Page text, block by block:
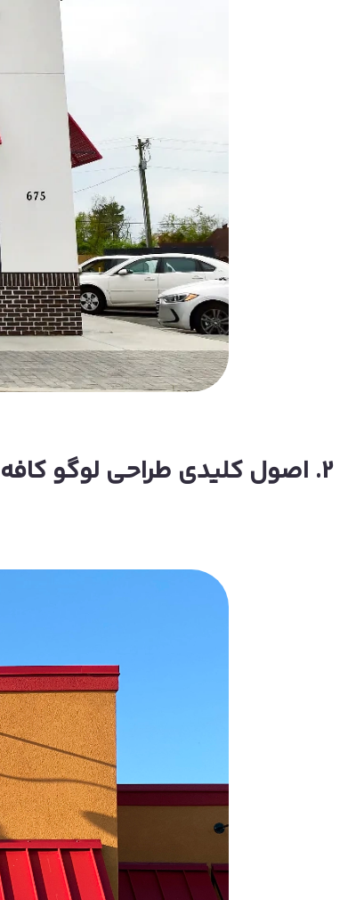
2. اصول کلیدی طراحی لوگو کافه‌ (لوگو رستوران‌)